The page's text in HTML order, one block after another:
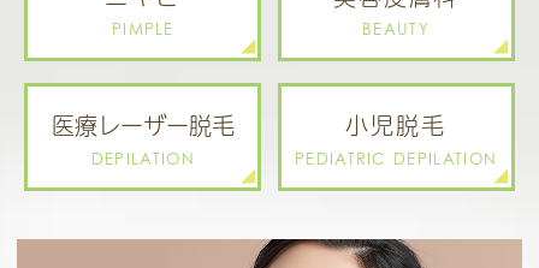
PIMPLE BEAUTY
医療レーザー脱毛
DEPILATION
小児脱毛
PEDIATRIC DEPILATION